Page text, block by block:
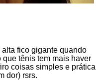
fico gigante quando
que tênis tem mais haver
coisas simples e prática
dor) rsrs.